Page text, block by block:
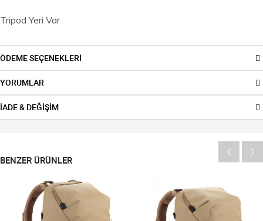
Tripod Yeri Var
ÖDEME SEÇENEKLERİ
YORUMLAR
İADE & DEĞİŞİM
BENZER ÜRÜNLER